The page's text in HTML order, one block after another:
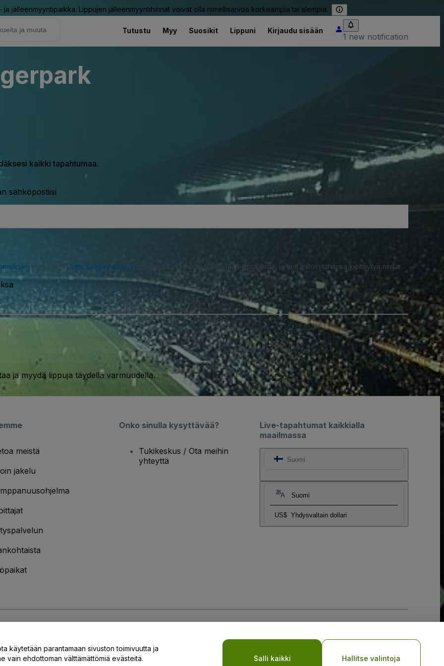
ja jälleenmyyntipaikka. Lippujen jälleenmyyntihinnat voivat olla nimellisarvoa korkeampia tai alempia.
Tutustu Myy Suosikit Lippuni Kirjaudu sisään
1 new notification
kaikki tapahtumaa.
sähköpostiisi
ja hyväksyt tietosuojakäytännön . Saatat saada meiltä tekstiviesti-ilmoituksia, ja voit milloin tahansa kieltäytyä niistä.
ja myydä lippuja täydellä varmuudella.
Live-tapahtumat kaikkialla
maailmassa
Suomi
Suomi
US$ Yhdysvaltain dollari
meistä
jakelu
Onko sinulla kysyttävää?
Tukikeskus / Ota meihin
yhteyttä
käytetään parantamaan sivuston toimivuutta ja
vain ehdottoman välttämättömiä evästeitä.
Salli kaikki Hallitse valintoja